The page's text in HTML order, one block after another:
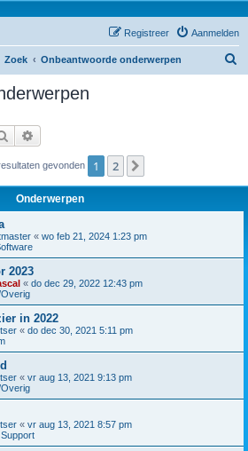
Aanmelden
Registreer
Zoek Onbeantwoorde onderwerpen
Zoek
gevonden 1 2
Onderwerpen
« wo feb 21, 2024 1:23 pm
2023
« do dec 29, 2022 12:43 pm
in 2022
« do dec 30, 2021 5:11 pm
« vr aug 13, 2021 9:13 pm
« vr aug 13, 2021 8:57 pm